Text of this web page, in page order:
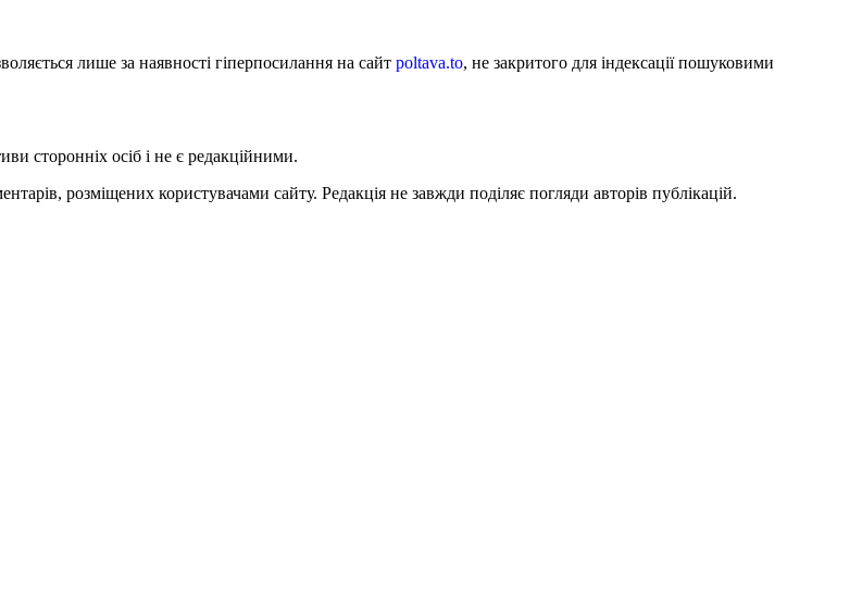
лише за наявності гіперпосилання на сайт poltava.to, не закритого для індексації пошуковими
сторонніх осіб і не є редакційними.
розміщених користувачами сайту. Редакція не завжди поділяє погляди авторів публікацій.